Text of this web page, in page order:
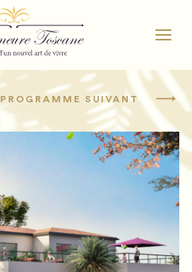
PROGRAMME SUIVANT